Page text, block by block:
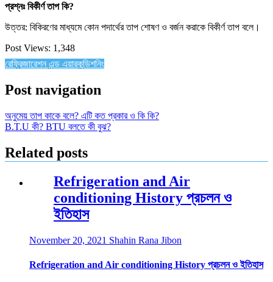
প্রশ্নঃ বিকীর্ণ তাপ কি?
উত্তর: বিকিরণের মাধ্যমে কোন পদার্থের তাপ শোষণ ও বর্জন করাকে বিকীর্ণ তাপ বলে।
Post Views: 1,348
রেফ্রিজারেশন এন্ড এয়ারকন্ডিশনিং
Post navigation
অনুমেয় তাপ কাকে বলে? এটি কত প্রকার ও কি কি?
B.T.U কী? BTU বলতে কী বুঝ?
Related posts
Refrigeration and Air
conditioning History প্রচলন ও
ইতিহাস
November 20, 2021 Shahin Rana Jibon
Refrigeration and Air conditioning History প্রচলন ও ইতিহাস